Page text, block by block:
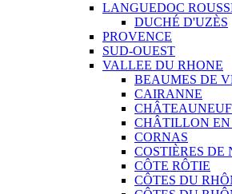
LANGUEDOC
DUCHÉ D'UZÈS
PROVENCE
SUD-OUEST
VALLEE DU RHONE
BEAUMES DE
CAIRANNE
CHÂTILLON EN
CORNAS
COSTIÈRES DE
CÔTE RÔTIE
CÔTES DU